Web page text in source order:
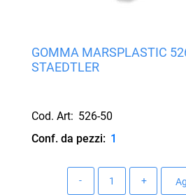
GOMMA MARSPLASTIC
STAEDTLER
Cod. Art: 526-50
Conf. da pezzi: 1